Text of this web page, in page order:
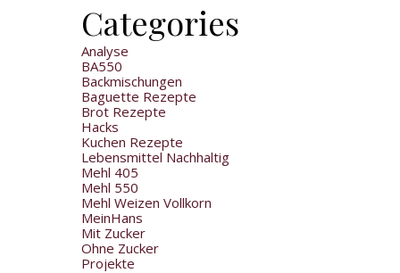
Categories
Analyse
BA550
Backmischungen
Baguette Rezepte
Brot Rezepte
Hacks
Kuchen Rezepte
Lebensmittel Nachhaltig
Mehl 405
Mehl 550
Mehl Weizen Vollkorn
MeinHans
Mit Zucker
Ohne Zucker
Projekte